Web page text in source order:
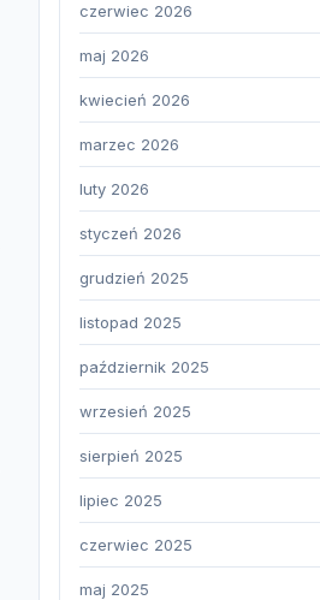
czerwiec 2026
maj 2026
kwiecień 2026
marzec 2026
luty 2026
styczeń 2026
grudzień 2025
listopad 2025
październik 2025
wrzesień 2025
sierpień 2025
lipiec 2025
czerwiec 2025
maj 2025